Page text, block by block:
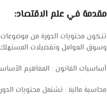
مقدمة في علم الاقتصاد:
تتكون محتويات الدورة من موضوعات
وسوق العوامل وتفضيلات
أساسيات القانون : المفاهيم
محاسبة مالية : تشتمل محتويات